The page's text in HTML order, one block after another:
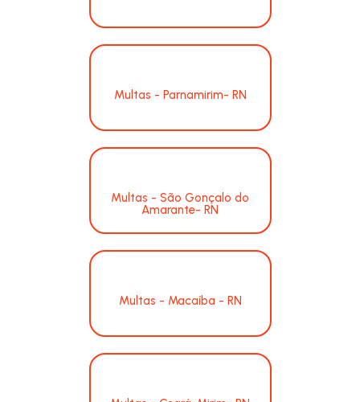
Multas - Parnamirim- RN
Multas - São Gonçalo do
Amarante- RN
Multas - Macaíba - RN